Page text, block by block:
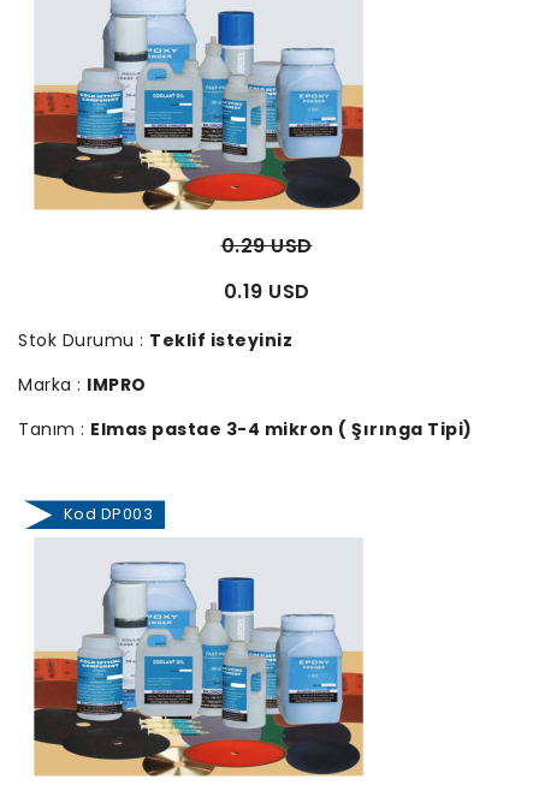
0.29 USD
0.19 USD
Stok Durumu : Teklif isteyiniz
Marka : IMPRO
Tanım : Elmas pastae 3-4 mikron ( Şırınga Tipi)
Kod DP003